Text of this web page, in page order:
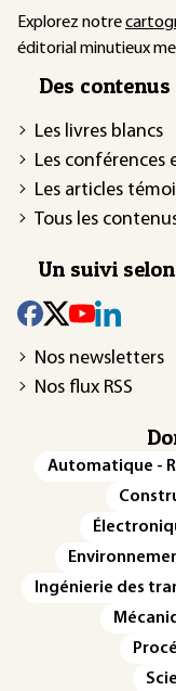
Explorez notre
éditorial minutieux
Des
Les livres blancs
Les conférences
Les articles
Tous les
Un suivi
Nos newsletters
Nos flux RSS
Automatique -
Ingénierie des